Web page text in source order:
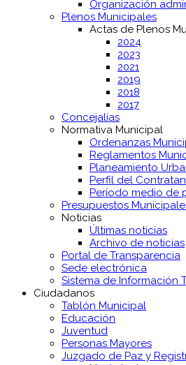
Organización
Plenos Municipales
Actas de Plenos
2024
2023
2021
2019
2018
2017
Concejalías
Normativa Municipal
Ordenanzas
Reglamentos
Planeamiento
Perfil del
Período medio de
Presupuestos
Noticias
Últimas noticias
Archivo de noticias
Portal de Transparencia
Sede electrónica
Sistema de Información
Ciudadanos
Tablón Municipal
Educación
Juventud
Personas Mayores
Juzgado de Paz y